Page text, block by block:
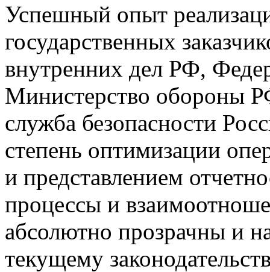
Успешный опыт
государственных
внутренних дел РФ,
Министерство обороны
служба безопасности
степень оптимизации
и представлением
процессы и
абсолютно прозрачны и
текущему